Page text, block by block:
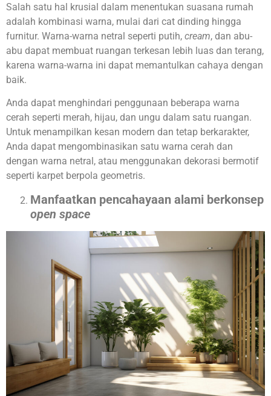
Salah satu hal krusial dalam menentukan suasana rumah
adalah kombinasi warna, mulai dari cat dinding hingga
furnitur. Warna-warna netral seperti putih, cream, dan abu-
abu dapat membuat ruangan terkesan lebih luas dan terang,
karena warna-warna ini dapat memantulkan cahaya dengan
baik.
Anda dapat menghindari penggunaan beberapa warna
cerah seperti merah, hijau, dan ungu dalam satu ruangan.
Untuk menampilkan kesan modern dan tetap berkarakter,
Anda dapat mengombinasikan satu warna cerah dan
dengan warna netral, atau menggunakan dekorasi bermotif
seperti karpet berpola geometris.
Manfaatkan pencahayaan alami berkonsep
open space